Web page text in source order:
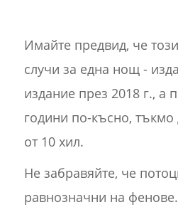
Имайте предвид, че
случи за една нощ -
издание през 2018 г., а
години по-късно, тъкмо
от 10 хил.
Не забравяйте, че
равнозначни на